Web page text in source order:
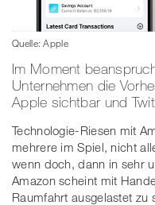
Quelle: Apple
Im Moment
Unternehmen die
Apple sichtbar und
Technologie-Riesen mit
mehrere im Spiel, nicht
wenn doch, dann in sehr
Amazon scheint mit
Raumfahrt ausgelastet zu